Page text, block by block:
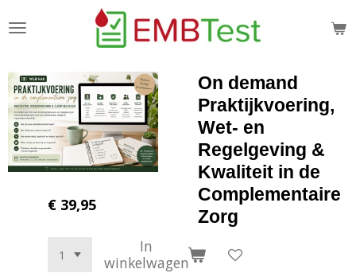
direct
hoofdinhoud
On demand
Praktijkvoering,
Wet- en
Regelgeving &
Kwaliteit in de
Complementaire
Zorg
€ 39,95
In
winkelwagen